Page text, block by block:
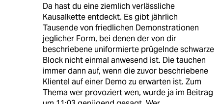
Da hast du eine ziemlich verlässliche
Kausalkette entdeckt. Es gibt jährlich
Tausende von friedlichen Demonstrationen
jeglicher Form, bei denen der von dir
beschriebene uniformierte prügelnde schwarze
Block nicht einmal anwesend ist. Die tauchen
immer dann auf, wenn die zuvor beschriebene
Klientel auf einer Demo zu erwarten ist. Zum
Thema wer provoziert wen, wurde ja im Beitrag